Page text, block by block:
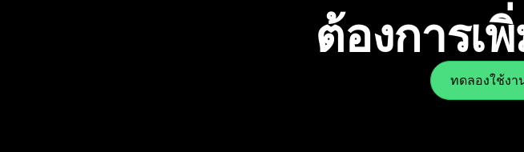
ต้องการเ
ทดลองใช้งา